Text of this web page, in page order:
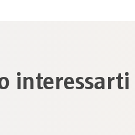
interessarti